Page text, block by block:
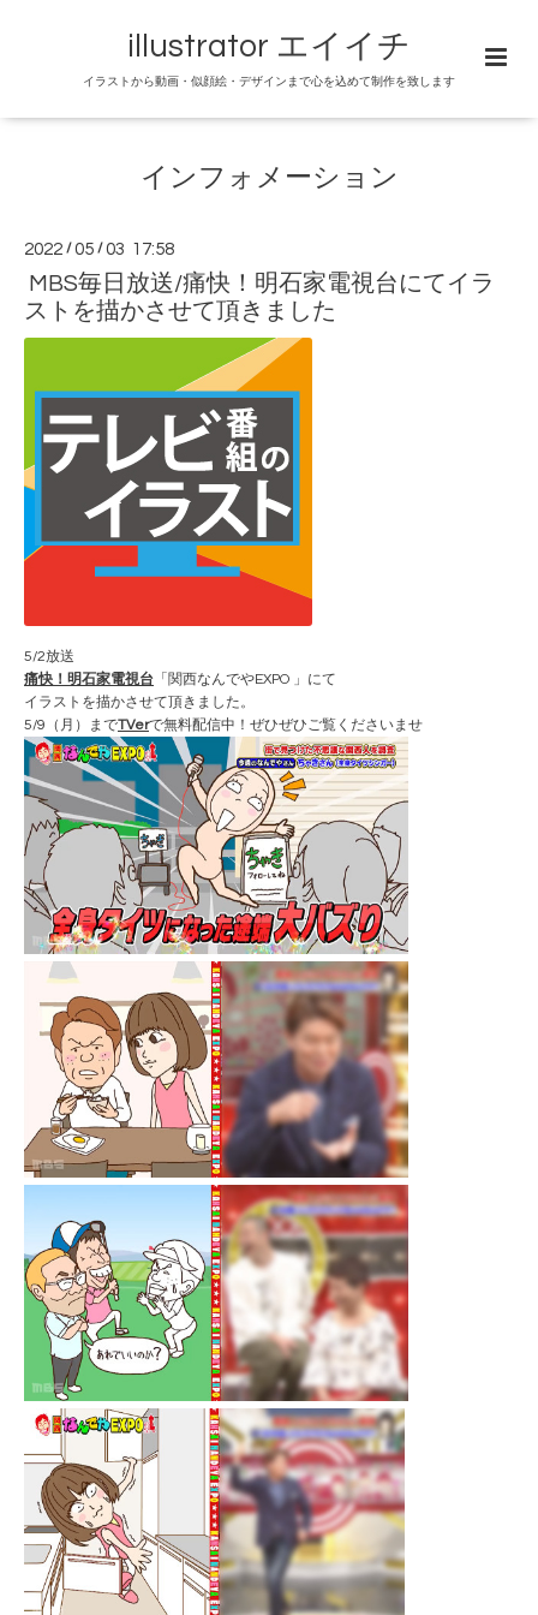
illustrator エイイチ
イラストから動画・似顔絵・デザインまで心を込めて制作を致します
インフォメーション
2022 /05 /03 17:58
MBS毎日放送/痛快！明石家電視台にてイラ
ストを描かさせて頂きました
5/2放送
痛快！明石家電視台 「関西なんでやEXPO 」にて
イラストを描かさせて頂きました。
5/9（月）までTVerで無料配信中！ぜひぜひご覧くださいませ